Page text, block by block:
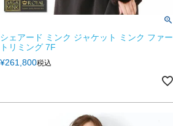
シェアード ミンク ジャケット ミンク ファー
トリミング 7F
¥261,800税込